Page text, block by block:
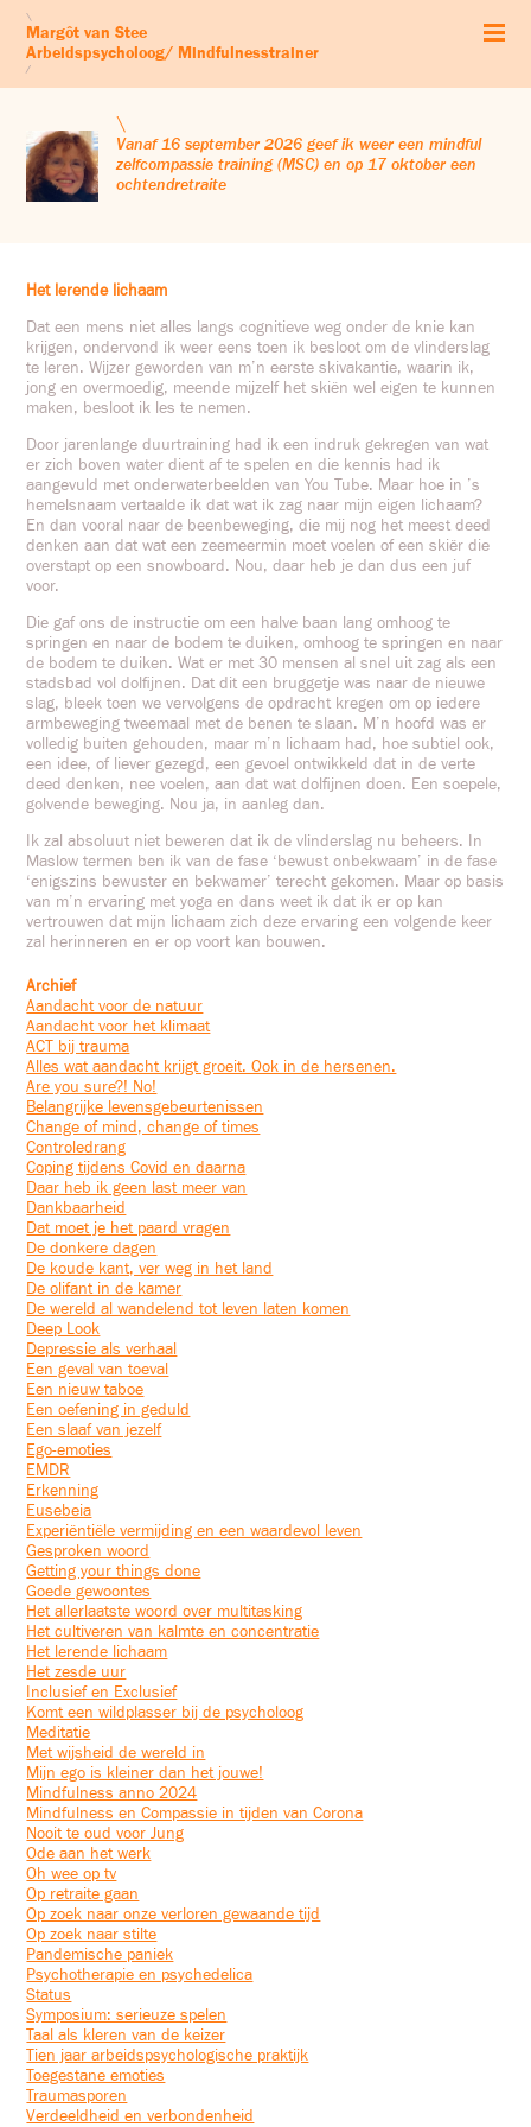
\
Margôt van Stee
Arbeidspsycholoog/ Mindfulnesstrainer
/
Mindfulness
Zelfcompassie
Leven vanuit je kernwaarden
Audio’s
\
Vanaf 16 september 2026 geef ik weer een mindful
zelfcompassie training (MSC) en op 17 oktober een
ochtendretraite
Het lerende lichaam
Dat een mens niet alles langs cognitieve weg onder de knie kan
krijgen, ondervond ik weer eens toen ik besloot om de vlinderslag
te leren. Wijzer geworden van m’n eerste skivakantie, waarin ik,
jong en overmoedig, meende mijzelf het skiën wel eigen te kunnen
maken, besloot ik les te nemen.
Door jarenlange duurtraining had ik een indruk gekregen van wat
er zich boven water dient af te spelen en die kennis had ik
aangevuld met onderwaterbeelden van You Tube. Maar hoe in ’s
hemelsnaam vertaalde ik dat wat ik zag naar mijn eigen lichaam?
En dan vooral naar de beenbeweging, die mij nog het meest deed
denken aan dat wat een zeemeermin moet voelen of een skiër die
overstapt op een snowboard. Nou, daar heb je dan dus een juf
voor.
Die gaf ons de instructie om een halve baan lang omhoog te
springen en naar de bodem te duiken, omhoog te springen en naar
de bodem te duiken. Wat er met 30 mensen al snel uit zag als een
stadsbad vol dolfijnen. Dat dit een bruggetje was naar de nieuwe
slag, bleek toen we vervolgens de opdracht kregen om op iedere
armbeweging tweemaal met de benen te slaan. M’n hoofd was er
volledig buiten gehouden, maar m’n lichaam had, hoe subtiel ook,
een idee, of liever gezegd, een gevoel ontwikkeld dat in de verte
deed denken, nee voelen, aan dat wat dolfijnen doen. Een soepele,
golvende beweging. Nou ja, in aanleg dan.
Ik zal absoluut niet beweren dat ik de vlinderslag nu beheers. In
Maslow termen ben ik van de fase ‘bewust onbekwaam’ in de fase
‘enigszins bewuster en bekwamer’ terecht gekomen. Maar op basis
van m’n ervaring met yoga en dans weet ik dat ik er op kan
vertrouwen dat mijn lichaam zich deze ervaring een volgende keer
zal herinneren en er op voort kan bouwen.
Archief
Aandacht voor de natuur
Aandacht voor het klimaat
ACT bij trauma
Alles wat aandacht krijgt groeit. Ook in de hersenen.
Are you sure?! No!
Belangrijke levensgebeurtenissen
Change of mind, change of times
Controledrang
Coping tijdens Covid en daarna
Daar heb ik geen last meer van
Dankbaarheid
Dat moet je het paard vragen
De donkere dagen
De koude kant, ver weg in het land
De olifant in de kamer
De wereld al wandelend tot leven laten komen
Deep Look
Depressie als verhaal
Een geval van toeval
Een nieuw taboe
Een oefening in geduld
Een slaaf van jezelf
Ego-emoties
EMDR
Erkenning
Eusebeia
Experiëntiële vermijding en een waardevol leven
Gesproken woord
Getting your things done
Goede gewoontes
Het allerlaatste woord over multitasking
Het cultiveren van kalmte en concentratie
Het lerende lichaam
Het zesde uur
Inclusief en Exclusief
Komt een wildplasser bij de psycholoog
Meditatie
Met wijsheid de wereld in
Mijn ego is kleiner dan het jouwe!
Mindfulness anno 2024
Mindfulness en Compassie in tijden van Corona
Nooit te oud voor Jung
Ode aan het werk
Oh wee op tv
Op retraite gaan
Op zoek naar onze verloren gewaande tijd
Op zoek naar stilte
Pandemische paniek
Psychotherapie en psychedelica
Status
Symposium: serieuze spelen
Taal als kleren van de keizer
Tien jaar arbeidspsychologische praktijk
Toegestane emoties
Traumasporen
Verdeeldheid en verbondenheid